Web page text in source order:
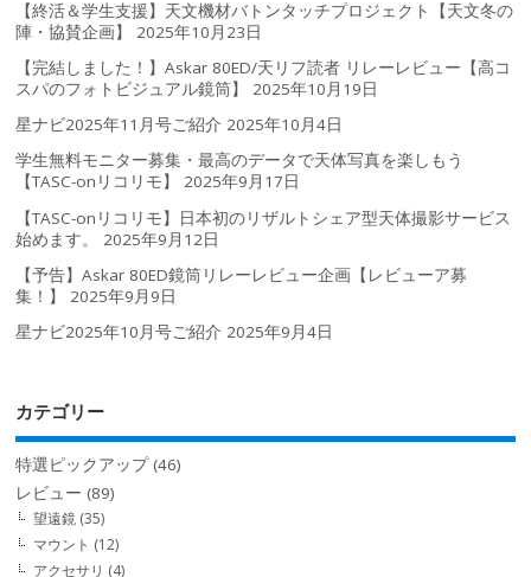
【終活＆学生支援】天文機材バトンタッチプロジェクト【天文冬の
陣・協賛企画】
2025年10月23日
【完結しました！】Askar 80ED/天リフ読者 リレーレビュー【高コ
スパのフォトビジュアル鏡筒】
2025年10月19日
星ナビ2025年11月号ご紹介 2025年10月4日
学生無料モニター募集・最高のデータで天体写真を楽しもう
【TASC-onリコリモ】
2025年9月17日
【TASC-onリコリモ】日本初のリザルトシェア型天体撮影サービス
始めます。
2025年9月12日
【予告】Askar 80ED鏡筒リレーレビュー企画【レビューア募
集！】
2025年9月9日
星ナビ2025年10月号ご紹介 2025年9月4日
カテゴリー
特選ピックアップ(46)
レビュー (89)
望遠鏡 (35)
マウント (12)
アクセサリ (4)